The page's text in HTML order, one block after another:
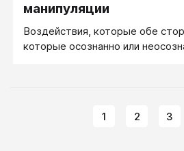
манипуляции
Воздействия, которые обе
которые осознанно или
1 2 3